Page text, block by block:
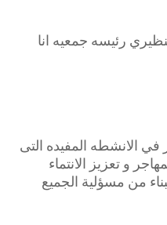
رئيسه جمعيه انا
في الانشطه المفيده التى
و تعزيز الانتماء